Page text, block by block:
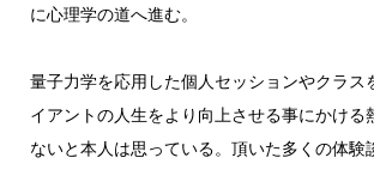
に心理学の道へ進む。
量子力学を応用した個人セッションやクラス
イアントの人生をより向上させる事にかける
ないと本人は思っている。頂いた多くの体験